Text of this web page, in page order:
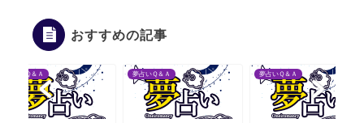
おすすめの記事
夢占いＱ＆Ａ 夢占いＱ＆Ａ 夢占いＱ＆Ａ